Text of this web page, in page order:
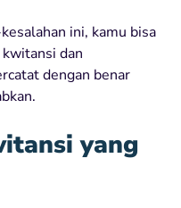
ini, kamu bisa
dan
dengan benar
yang